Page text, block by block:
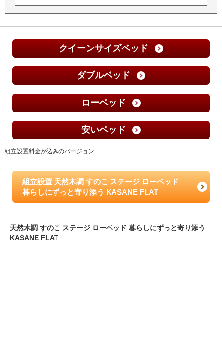
クイーンサイズベッド
ダブルベッド
ローベッド
安いベッド
組立設置料金が込みのバージョン
組立設置 天然木調 すのこ ステージ ローベッド
暮らしにずっと寄り添う KASANE FLAT
天然木調 すのこ ステージ ローベッド 暮らしにずっと寄り添う
KASANE FLAT